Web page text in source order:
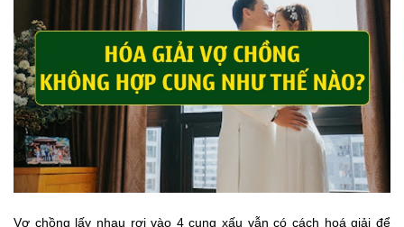
Vợ chồng lấy nhau rơi vào 4 cung xấu vẫn có cách hoá giải để